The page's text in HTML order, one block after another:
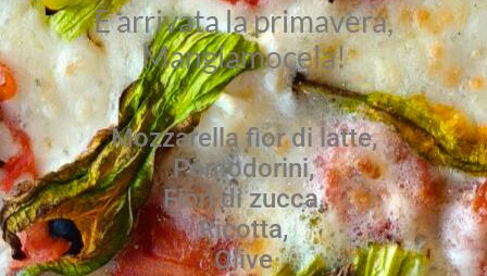
È arrivata la primavera,
Mangiamocela!
Mozzarella fior di latte,
Pomodorini,
Fiori di zucca,
Ricotta,
Olive